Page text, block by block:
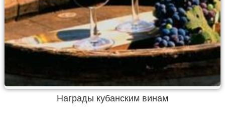
Награды кубанским винам